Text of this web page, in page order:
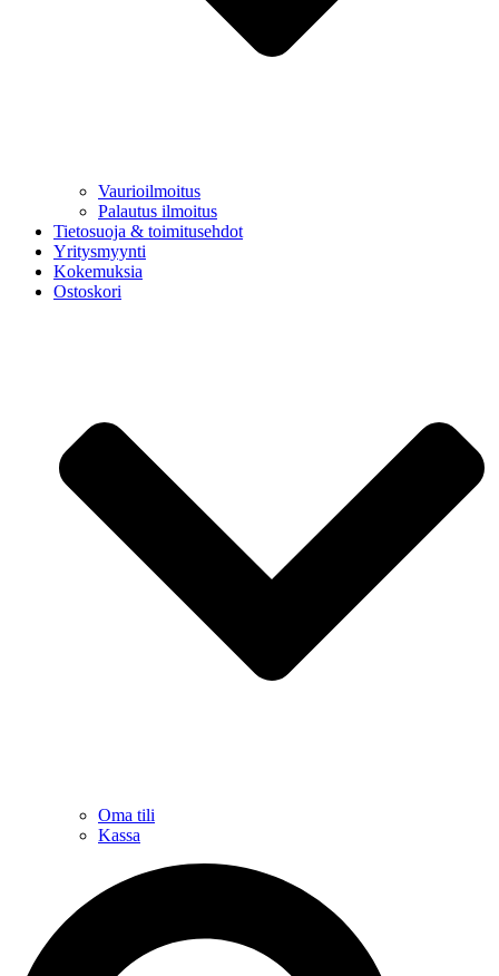
Vaurioilmoitus
Palautus ilmoitus
Tietosuoja & toimitusehdot
Yritysmyynti
Kokemuksia
Ostoskori
Oma tili
Kassa